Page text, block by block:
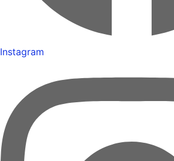
Instagram